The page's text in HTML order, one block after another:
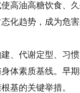
油高糖饮食、久
化趋势，成为危
代谢定型、习惯
体素质基线。早
基的关键举措。